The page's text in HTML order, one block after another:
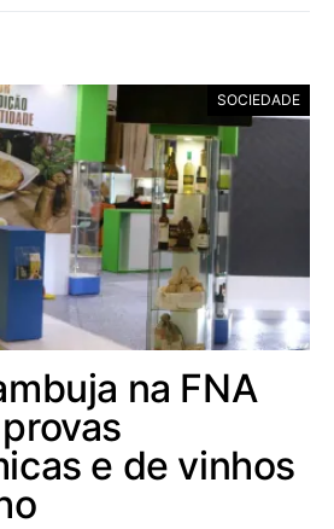
SOCIEDADE
na FNA
e de vinhos